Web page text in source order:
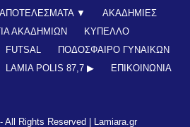
ΑΠΟΤΕΛΕΣΜΑΤΑ ▼
ΑΚΑΔΗΜΙΕΣ
ΑΚΑΔΗΜΙΩΝ
ΚΥΠΕΛΛΟ
FUTSAL
ΠΟΔΟΣΦΑΙΡΟ ΓΥΝΑΙΚΩΝ
LAMIA POLIS 87,7 ▶︎ ΕΠΙΚΟΙΝΩΝΊΑ
All Rights Reserved | Lamiara.gr